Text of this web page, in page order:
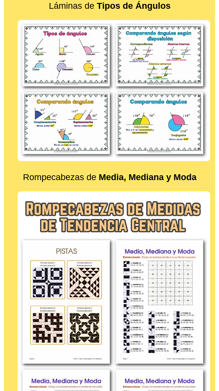
Láminas de Tipos de Ángulos
Rompecabezas de Media, Mediana y Moda